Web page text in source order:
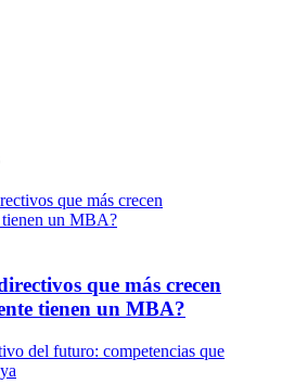
que más crecen
tienen un MBA?